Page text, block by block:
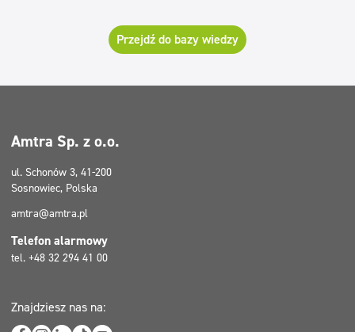
Przejdź do bazy wiedzy
Amtra Sp. z o.o.
ul. Schonów 3, 41-200
Sosnowiec, Polska
amtra@amtra.pl
Telefon alarmowy
tel. +48 32 294 41 00
Znajdziesz nas na: